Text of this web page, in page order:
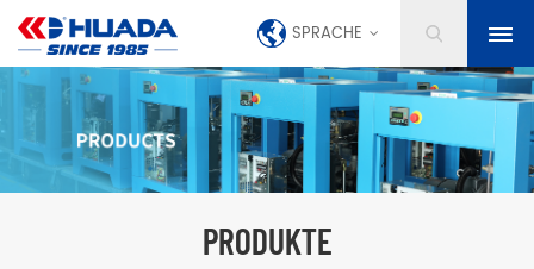
SPRACHE
PRODUKTE